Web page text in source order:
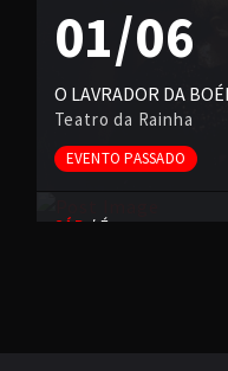
01/06
O LAVRADOR DA
Teatro da Rainha
EVENTO PASSADO
SÁB Évora